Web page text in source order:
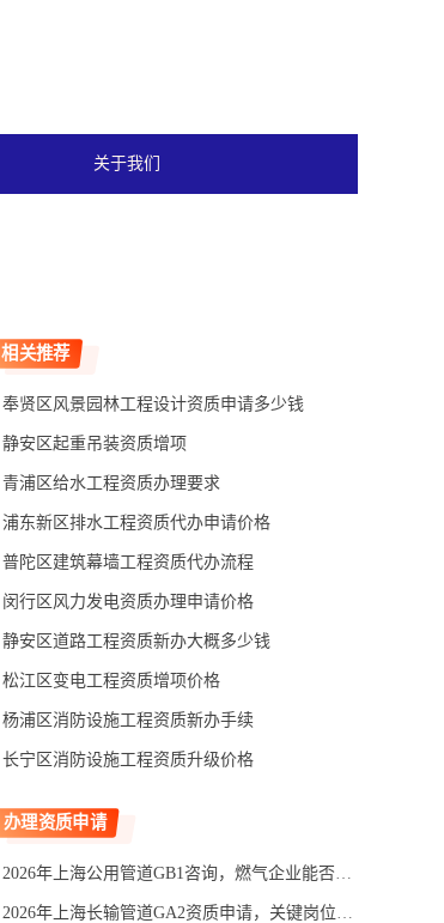
关于我们
相关推荐
奉贤区风景园林工程设计资质申请多少钱
静安区起重吊装资质增项
青浦区给水工程资质办理要求
浦东新区排水工程资质代办申请价格
普陀区建筑幕墙工程资质代办流程
闵行区风力发电资质办理申请价格
静安区道路工程资质新办大概多少钱
松江区变电工程资质增项价格
杨浦区消防设施工程资质新办手续
长宁区消防设施工程资质升级价格
办理资质申请
2026年上海公用管道GB1咨询，燃气企业能否直接申请
2026年上海长输管道GA2资质申请，关键岗位人员必须齐全吗